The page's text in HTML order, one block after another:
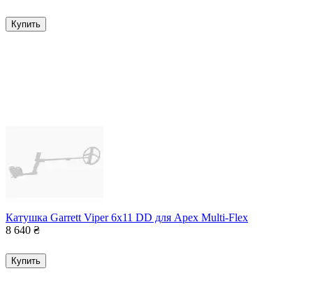
Купить
Катушка Garrett Viper 6x11 DD для Apex Multi-Flex
8 640 ₴
Купить